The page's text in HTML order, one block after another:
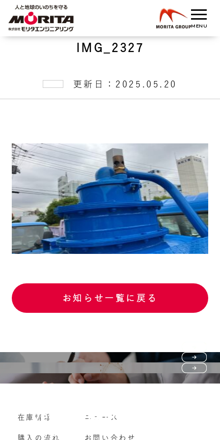
IMG_2327
更新日：2025.05.20
お知らせ一覧に戻る
購入の流れ
よくいただくご質問
Vehicle purchase
車両買い取り
在庫情報
購入の流れ
ニュース
お問い合わせ